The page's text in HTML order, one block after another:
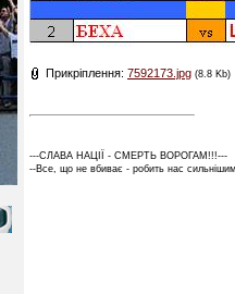
Прикріплення: 7592173.jpg (8.8 Kb)
---СЛАВА НАЦІЇ - СМЕРТЬ ВОРОГАМ!!!---
--Все, що не вбиває - робить нас